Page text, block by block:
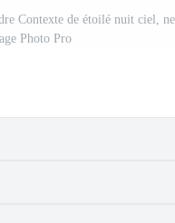
Contexte de étoilé nuit ciel,
Photo Pro